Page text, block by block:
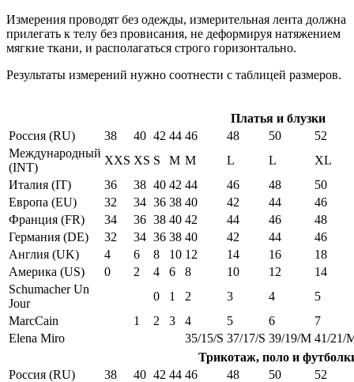
Измерения проводят без одежды, измерительная лента должна
прилегать к телу без провисания, не деформируя натяжением
мягкие ткани, и располагаться строго горизонтально.
Результаты измерений нужно соотнести с таблицей размеров.
Платья и блузки
Россия (RU)
38 40 42 44 46 48 50
52
Международный
(INT)
XXS XS S M M L L
XL
Италия (IT)
36 38 40 42 44 46 48
50
Европа (EU)
32 34 36 38 40 42 44
46
Франция (FR)
34 36 38 40 42 44 46
48
Германия (DE)
32 34 36 38 40 42 44
46
Англия (UK)
4 6 8 10 12 14 16
18
Америка (US)
0 2 4 6 8 10 12
14
Schumacher Un
Jour
0 1 2 3 4
5
MarcCain
1 2 3 4 5 6
7
Elena Miro
35/15/S 37/17/S 39/19/M 41/21/
Трикотаж, поло и
Россия (RU)
38 40 42 44 46 48 50
52